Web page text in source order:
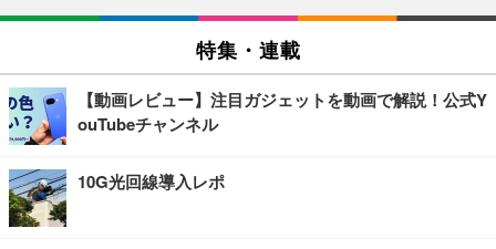
特集・連載
【動画レビュー】注目ガジェットを動画で解説！公式Y
ouTubeチャンネル
10G光回線導入レポ